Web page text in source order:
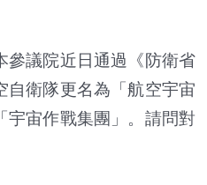
議院近日通過《防衛省
自衛隊更名為「航空宇宙
宇宙作戰集團」。請問對